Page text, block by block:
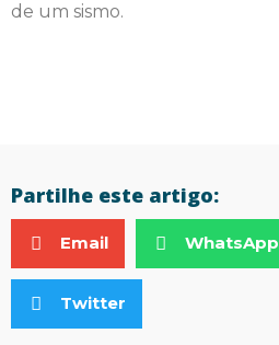
de um sismo.
Partilhe este artigo:
Email WhatsApp
Twitter